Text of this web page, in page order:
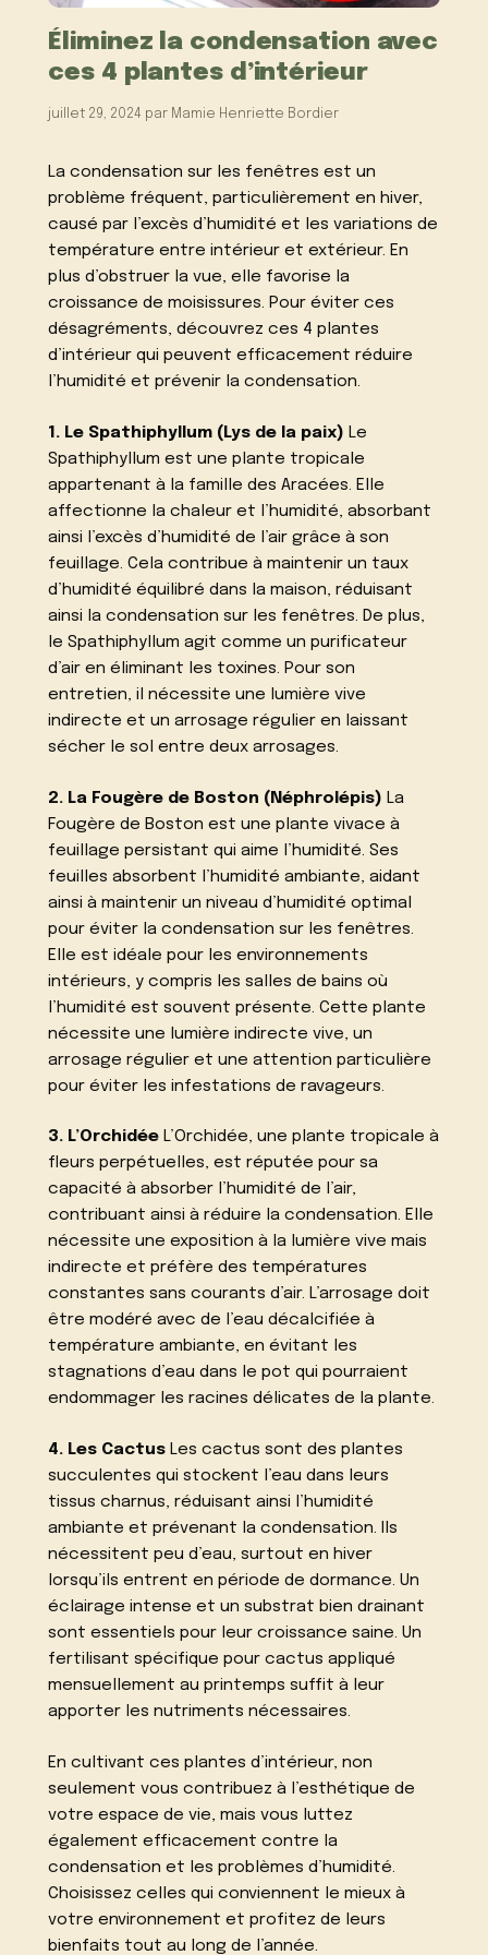
Éliminez la condensation avec
ces 4 plantes d’intérieur
juillet 29, 2024 par Mamie Henriette Bordier
La condensation sur les fenêtres est un
problème fréquent, particulièrement en hiver,
causé par l’excès d’humidité et les variations de
température entre intérieur et extérieur. En
plus d’obstruer la vue, elle favorise la
croissance de moisissures. Pour éviter ces
désagréments, découvrez ces 4 plantes
d’intérieur qui peuvent efficacement réduire
l’humidité et prévenir la condensation.
1. Le Spathiphyllum (Lys de la paix) Le
Spathiphyllum est une plante tropicale
appartenant à la famille des Aracées. Elle
affectionne la chaleur et l’humidité, absorbant
ainsi l’excès d’humidité de l’air grâce à son
feuillage. Cela contribue à maintenir un taux
d’humidité équilibré dans la maison, réduisant
ainsi la condensation sur les fenêtres. De plus,
le Spathiphyllum agit comme un purificateur
d’air en éliminant les toxines. Pour son
entretien, il nécessite une lumière vive
indirecte et un arrosage régulier en laissant
sécher le sol entre deux arrosages.
2. La Fougère de Boston (Néphrolépis) La
Fougère de Boston est une plante vivace à
feuillage persistant qui aime l’humidité. Ses
feuilles absorbent l’humidité ambiante, aidant
ainsi à maintenir un niveau d’humidité optimal
pour éviter la condensation sur les fenêtres.
Elle est idéale pour les environnements
intérieurs, y compris les salles de bains où
l’humidité est souvent présente. Cette plante
nécessite une lumière indirecte vive, un
arrosage régulier et une attention particulière
pour éviter les infestations de ravageurs.
3. L’Orchidée L’Orchidée, une plante tropicale à
fleurs perpétuelles, est réputée pour sa
capacité à absorber l’humidité de l’air,
contribuant ainsi à réduire la condensation. Elle
nécessite une exposition à la lumière vive mais
indirecte et préfère des températures
constantes sans courants d’air. L’arrosage doit
être modéré avec de l’eau décalcifiée à
température ambiante, en évitant les
stagnations d’eau dans le pot qui pourraient
endommager les racines délicates de la plante.
4. Les Cactus Les cactus sont des plantes
succulentes qui stockent l’eau dans leurs
tissus charnus, réduisant ainsi l’humidité
ambiante et prévenant la condensation. Ils
nécessitent peu d’eau, surtout en hiver
lorsqu’ils entrent en période de dormance. Un
éclairage intense et un substrat bien drainant
sont essentiels pour leur croissance saine. Un
fertilisant spécifique pour cactus appliqué
mensuellement au printemps suffit à leur
apporter les nutriments nécessaires.
En cultivant ces plantes d’intérieur, non
seulement vous contribuez à l’esthétique de
votre espace de vie, mais vous luttez
également efficacement contre la
condensation et les problèmes d’humidité.
Choisissez celles qui conviennent le mieux à
votre environnement et profitez de leurs
bienfaits tout au long de l’année.